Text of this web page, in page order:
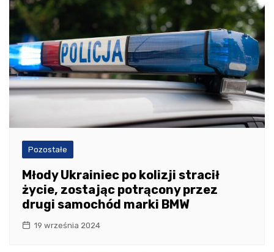
Pozostałe
Młody Ukrainiec po kolizji stracił
życie, zostając potrącony przez
drugi samochód marki BMW
19 września 2024